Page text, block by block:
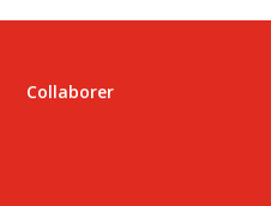
Collaborer